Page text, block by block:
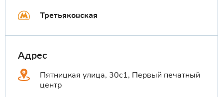
Третьяковская
Адрес
Пятницкая улица, 30с1, Первый печатный
центр